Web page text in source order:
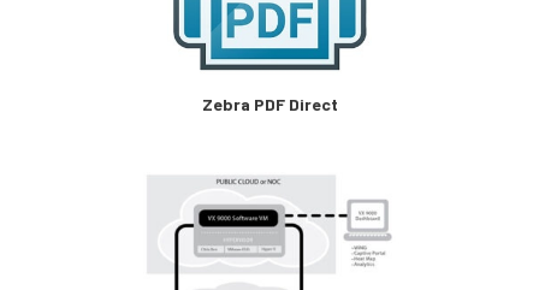
Zebra PDF Direct